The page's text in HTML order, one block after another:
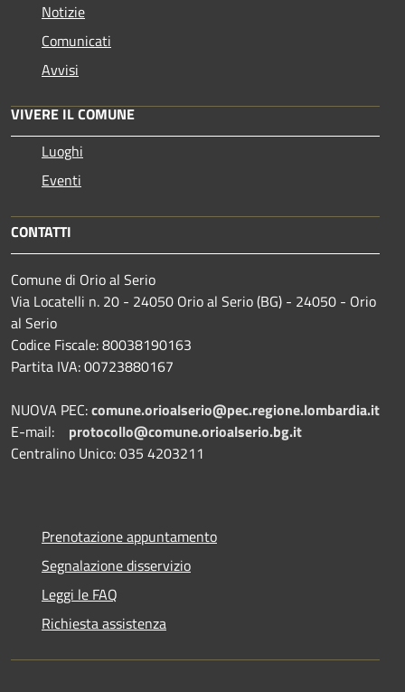
Notizie
Comunicati
Avvisi
VIVERE IL COMUNE
Luoghi
Eventi
CONTATTI
Comune di Orio al Serio
Via Locatelli n. 20 - 24050 Orio al Serio (BG) - 24050 - Orio
al Serio
Codice Fiscale: 80038190163
Partita IVA: 00723880167
NUOVA PEC:comune.orioalserio@pec.regione.lombardia.it
E-mail: protocollo@comune.orioalserio.bg.it
Centralino Unico: 035 4203211
Prenotazione appuntamento
Segnalazione disservizio
Leggi le FAQ
Richiesta assistenza